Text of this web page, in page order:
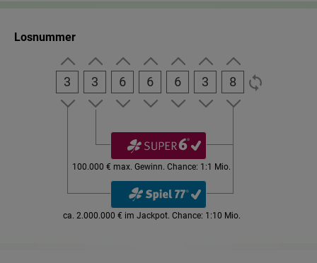
Losnummer
100.000 € max. Gewinn. Chance: 1:1 Mio.
ca. 2.000.000 € im Jackpot. Chance: 1:10 Mio.